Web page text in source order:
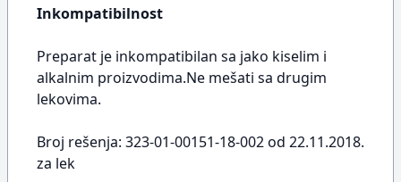
Inkompatibilnost
Preparat je inkompatibilan sa jako kiselim i
alkalnim proizvodima.Ne mešati sa drugim
lekovima.
Broj rešenja: 323-01-00151-18-002 od 22.11.2018.
za lek